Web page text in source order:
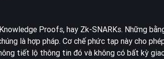
Proofs, hay Zk-SNARKs. Những
là hợp pháp. Cơ chế phức tạp này cho
tiết lộ thông tin đó và không có bất kỳ